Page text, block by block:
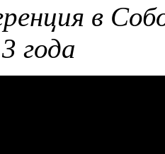
в
года